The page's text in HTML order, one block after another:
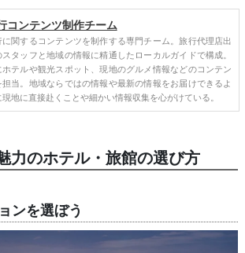
コンテンツ制作チーム
に関するコンテンツを制作する専門チーム。旅行代理店出
スタッフと地域の情報に精通したローカルガイドで構成。
ホテルや観光スポット、現地のグルメ情報などのコンテン
担当。地域ならではの情報や最新の情報をお届けできるよ
現地に直接赴くことや細かい情報収集を心がけている。
力のホテル・旅館の選び方
ンを選ぼう